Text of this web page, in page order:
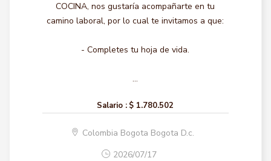
COCINA, nos gustaría acompañarte en tu
camino laboral, por lo cual te invitamos a que:
- Completes tu hoja de vida.
...
Salario : $ 1.780.502
Colombia Bogota Bogota D.c.
2026/07/17